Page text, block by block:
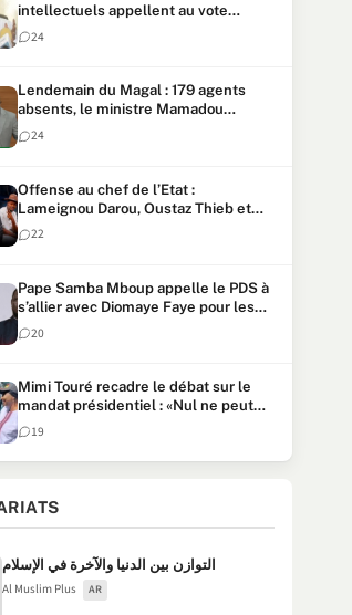
intellectuels appellent au vote
urgent de la révision
constitutionnelle
24
Lendemain du Magal : 179 agents
absents, le ministre Mamadou
Lamine Dianté exige des explications
24
Offense au chef de l’Etat :
Lameignou Darou, Oustaz Thieb et
Ndiaye Touba lourdement
condamnés
22
Pape Samba Mboup appelle le PDS à
s’allier avec Diomaye Faye pour les
locales et tacle Sonko
20
Mimi Touré recadre le débat sur le
mandat présidentiel : «Nul ne peut
faire plus de deux mandats
consécutifs de 5 ans»
19
التوازن بين الدنيا والآخرة في الإسلام
Al Muslim Plus AR